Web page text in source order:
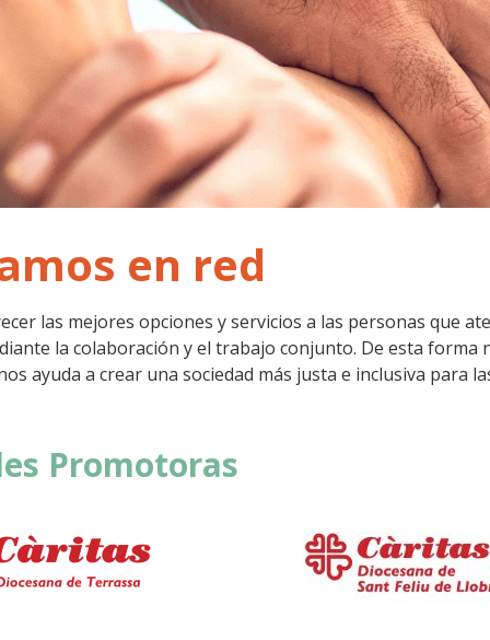
en red
las mejores opciones y servicios a las personas que
la colaboración y el trabajo conjunto. De esta forma
ayuda a crear una sociedad más justa e inclusiva para
Promotoras